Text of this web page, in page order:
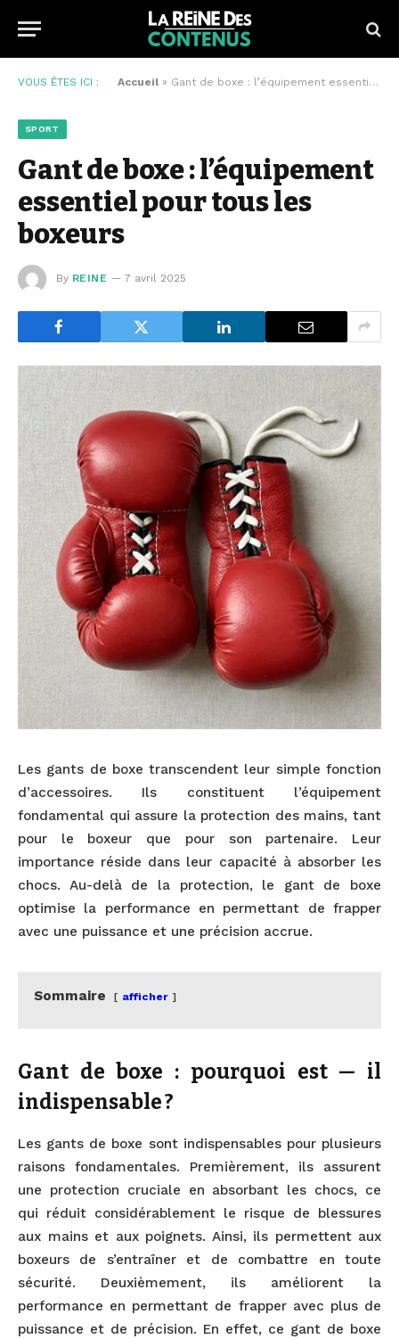
VOUS ÊTES ICI : Accueil » Gant de boxe : l’équipement essentiel pour tous les boxeurs
SPORT
Gant de boxe : l’équipement
essentiel pour tous les
boxeurs
By REINE 7 avril 2025
Les gants de boxe transcendent leur simple fonction
d’accessoires. Ils constituent l’équipement
fondamental qui assure la protection des mains, tant
pour le boxeur que pour son partenaire. Leur
importance réside dans leur capacité à absorber les
chocs. Au-delà de la protection, le gant de boxe
optimise la performance en permettant de frapper
avec une puissance et une précision accrue.
Sommaire afficher
Gant de boxe : pourquoi est — il
indispensable ?
Les gants de boxe sont indispensables pour plusieurs
raisons fondamentales. Premièrement, ils assurent
une protection cruciale en absorbant les chocs, ce
qui réduit considérablement le risque de blessures
aux mains et aux poignets. Ainsi, ils permettent aux
boxeurs de s’entraîner et de combattre en toute
sécurité. Deuxièmement, ils améliorent la
performance en permettant de frapper avec plus de
puissance et de précision. En effet, ce gant de boxe